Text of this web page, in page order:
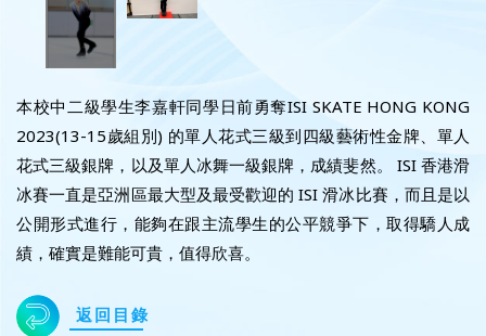
本校中二級學生李嘉軒同學日前勇奪ISI SKATE HONG KONG
2023(13-15歲組別) 的單人花式三級到四級藝術性金牌、單人
花式三級銀牌，以及單人冰舞一級銀牌，成績斐然。 ISI 香港滑
冰賽一直是亞洲區最大型及最受歡迎的 ISI 滑冰比賽，而且是以
公開形式進行，能夠在跟主流學生的公平競爭下，取得驕人成
績，確實是難能可貴，值得欣喜。
返回目錄